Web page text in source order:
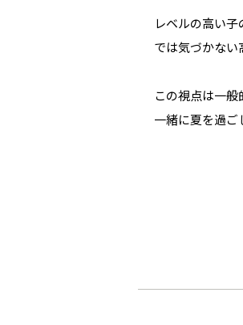
レベルの高い
では気づかない
この視点は一
一緒に夏を過ご